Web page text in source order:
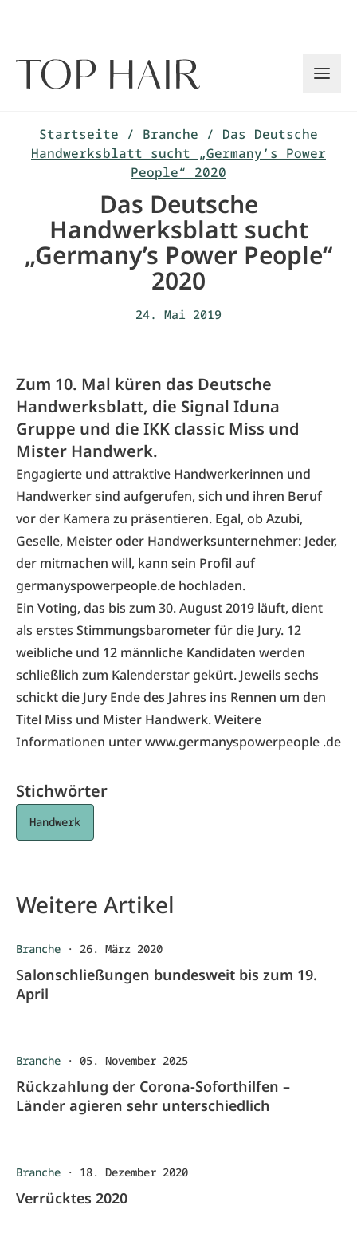
Startseite / Branche / Das Deutsche
Handwerksblatt sucht „Germany’s Power
People“ 2020
Das Deutsche
Handwerksblatt sucht
„Germany’s Power People“
2020
24. Mai 2019
Zum 10. Mal küren das Deutsche
Handwerksblatt, die Signal Iduna
Gruppe und die IKK classic Miss und
Mister Handwerk.
Engagierte und attraktive Handwerkerinnen und
Handwerker sind aufgerufen, sich und ihren Beruf
vor der Kamera zu präsentieren. Egal, ob Azubi,
Geselle, Meister oder Handwerksunternehmer: Jeder,
der mitmachen will, kann sein Profil auf
germanyspowerpeople.de hochladen.
Ein Voting, das bis zum 30. August 2019 läuft, dient
als erstes Stimmungsbarometer für die Jury. 12
weibliche und 12 männliche Kandidaten werden
schließlich zum Kalenderstar gekürt. Jeweils sechs
schickt die Jury Ende des Jahres ins Rennen um den
Titel Miss und Mister Handwerk. Weitere
Informationen unterwww.germanyspowerpeople .de
Stichwörter
Handwerk
Weitere Artikel
Branche · 26. März 2020
Salonschließungen bundesweit bis zum 19.
April
Branche · 05. November 2025
Rückzahlung der Corona-Soforthilfen –
Länder agieren sehr unterschiedlich
Branche · 18. Dezember 2020
Verrücktes 2020